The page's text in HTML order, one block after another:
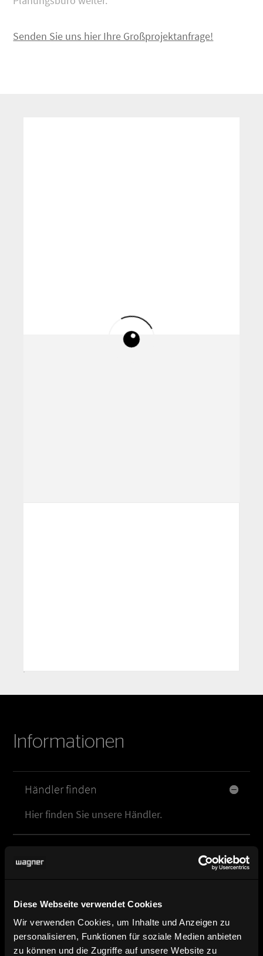
Diese Webseite verwendet Cookies
Wir verwenden Cookies, um Inhalte und Anzeigen zu
personalisieren, Funktionen für soziale Medien anbieten
zu können und die Zugriffe auf unsere Website zu
Senden Sie uns hier Ihre Großprojektanfrage!
Informationen
Händler finden
Hier finden Sie unsere Händler.
Planungsdaten
Broschüre und Katalog Download
Kontakt und Ansprechpartner